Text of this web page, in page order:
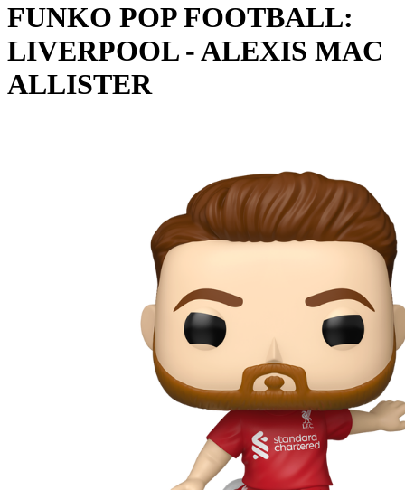
FUNKO POP FOOTBALL:
LIVERPOOL - ALEXIS MAC
ALLISTER